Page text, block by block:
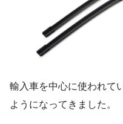
輸入車を中心に使われて
ようになってきました。